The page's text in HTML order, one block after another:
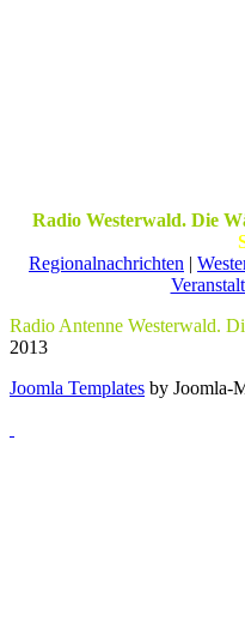
Radio Westerwald. Die
Regionalnachrichten |
Radio Antenne Westerwald.
2013
Joomla Templates by Joomla-